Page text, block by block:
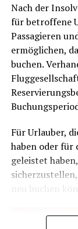
Sal,
70,6
Afrika, ist
Sonnentage im
von 70,6
sondern einige
getrunken
Nach der
für betroffene
Passagieren
ermöglichen,
buchen.
Für Urlauber,
haben oder für
geleistet
neu buchen